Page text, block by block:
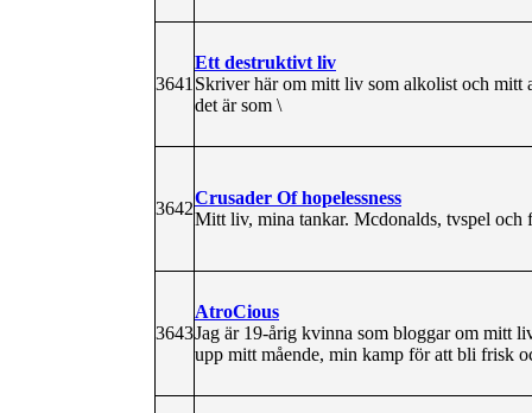
3641
Ett destruktivt liv
Skriver här om mitt liv som alkolist och mitt
det är som \
3642
Crusader Of hopelessness
Mitt liv, mina tankar. Mcdonalds, tvspel
3643
AtroCious
Jag är 19-årig kvinna som bloggar om mitt
upp mitt mående, min kamp för att bli frisk